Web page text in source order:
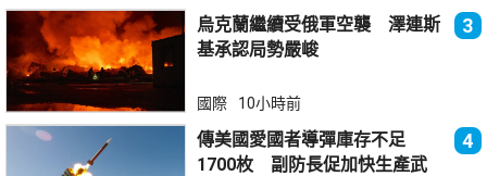
烏克蘭繼續受俄軍空襲 澤連斯
基承認局勢嚴峻
3
國際 10小時前
傳美國愛國者導彈庫存不足
1700枚 副防長促加快生產武
4